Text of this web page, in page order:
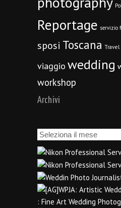
Reportage servizio
sposi Toscana Travel
viaggio wedding
workshop
Archivi
Archivi